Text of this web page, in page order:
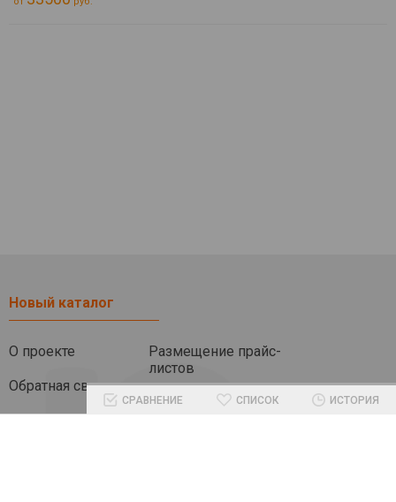
Новый каталог
О проекте
Обратная связь
Помочь проекту
Размещение прайс-
листов
СРАВНЕНИЕ СПИСОК ИСТОРИЯ